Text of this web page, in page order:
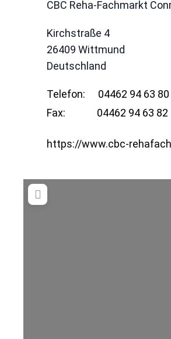
CBC Reha-Fachmarkt
Kirchstraße 4
26409 Wittmund
Deutschland
Telefon:
04462 94 63 80
Fax:
04462 94 63 82
https://www.cbc-